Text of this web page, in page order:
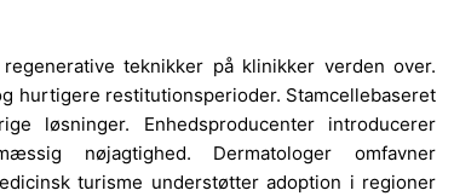
teknikker på klinikker verden over.
hurtigere restitutionsperioder. Stamcellebaseret
løsninger. Enhedsproducenter introducerer
nøjagtighed. Dermatologer omfavner
turisme understøtter adoption i regioner